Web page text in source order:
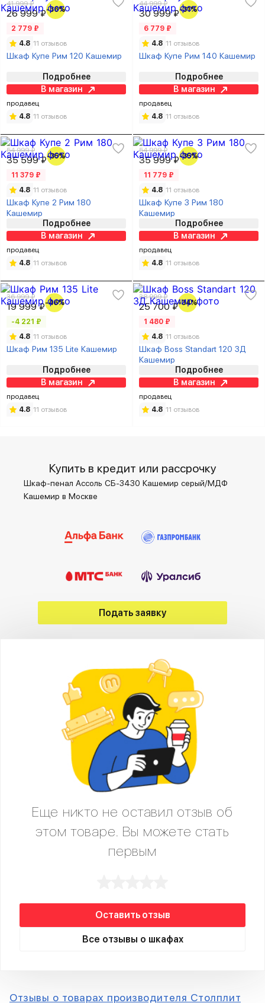
41 999 ₽
26 999 ₽-36%
2 779 ₽
4.8 11 отзывов
Шкаф Купе Рим 120 Кашемир
Подробнее
В магазин
продавец
4.8 11 отзывов
44 999 ₽
30 999 ₽-31%
6 779 ₽
4.8 11 отзывов
Шкаф Купе Рим 140 Кашемир
Подробнее
В магазин
продавец
4.8 11 отзывов
54 999 ₽
35 599 ₽-35%
11 379 ₽
4.8 11 отзывов
Шкаф Купе 2 Рим 180
Кашемир
Подробнее
В магазин
продавец
4.8 11 отзывов
54 999 ₽
35 999 ₽-35%
11 779 ₽
4.8 11 отзывов
Шкаф Купе 3 Рим 180
Кашемир
Подробнее
В магазин
продавец
4.8 11 отзывов
36 999 ₽
19 999 ₽-46%
-4 221 ₽
4.8 11 отзывов
Шкаф Рим 135 Lite Кашемир
Подробнее
В магазин
продавец
4.8 11 отзывов
38 999 ₽
25 700 ₽-34%
1 480 ₽
4.8 11 отзывов
Шкаф Boss Standart 120 3Д
Кашемир
Подробнее
В магазин
продавец
4.8 11 отзывов
Купить в кредит или рассрочку
Шкаф-пенал Ассоль СБ-3430 Кашемир серый/МДФ
Кашемир в Москве
Подать заявку
Еще никто не оставил отзыв об
этом товаре. Вы можете стать
первым
Оставить отзыв
Все отзывы о шкафах
Отзывы о товарах производителя Столплит